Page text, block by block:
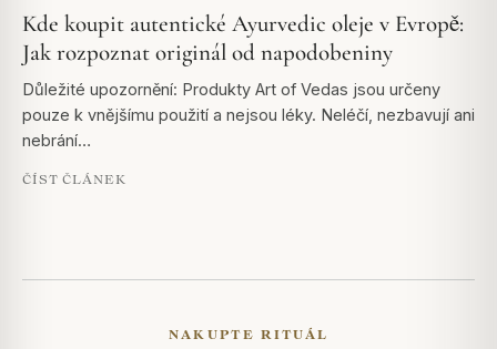
Kde koupit autentické Ayurvedic oleje v Evropě:
Jak rozpoznat originál od napodobeniny
Důležité upozornění: Produkty Art of Vedas jsou určeny
pouze k vnějšímu použití a nejsou léky. Neléčí, nezbavují ani
nebrání…
ČÍST ČLÁNEK
NAKUPTE RITUÁL